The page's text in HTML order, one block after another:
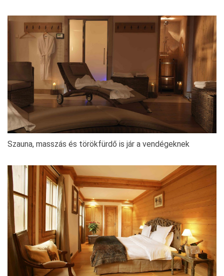
Szauna, masszás és törökfürdő is jár a vendégeknek